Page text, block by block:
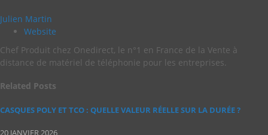
Julien Martin
Website
Chef Produit chez Onedirect, le n°1 en France de la Vente à
distance de matériel de téléphonie pour les entreprises.
Related Posts
CASQUES POLY ET TCO : QUELLE VALEUR RÉELLE SUR LA DURÉE ?
20 JANVIER 2026